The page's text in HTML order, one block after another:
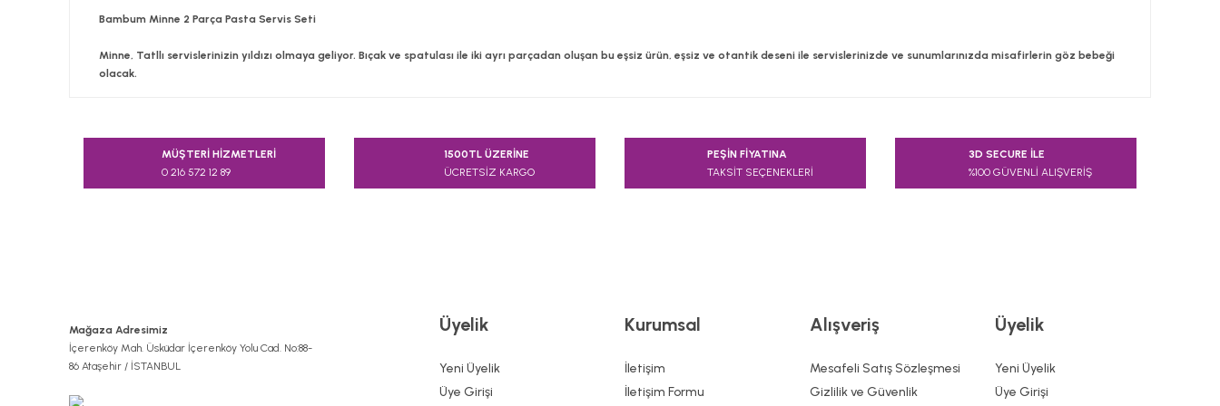
Bambum Minne 2 Parça Pasta Servis Seti
Minne, Tatllı servislerinizin yıldızı olmaya geliyor. Bıçak ve spatulası ile iki ayrı parçadan oluşan bu eşsiz ürün, eşsiz ve otantik deseni ile servislerinizde ve sunumlarınızda misafirlerin göz bebeği
olacak.
Bu ürünün fiyat bilgisi, resim, ürün açıklamalarında ve diğer konularda yetersiz gördüğünüz noktaları öneri formunu kullanarak tarafımıza iletebilirsiniz.
Görüş ve önerileriniz için teşekkür ederiz.
MÜŞTERİ HİZMETLERİ
0 216 572 12 89
1500TL ÜZERİNE
ÜCRETSİZ KARGO
PEŞİN FİYATINA
TAKSİT SEÇENEKLERİ
3D SECURE İLE
%100 GÜVENLİ ALIŞVERİŞ
Mağaza Adresimiz
İçerenköy Mah. Üsküdar İçerenköy Yolu Cad. No:88-
86 Ataşehir / İSTANBUL
Üyelik
Yeni Üyelik
Üye Girişi
Kurumsal
İletişim
İletişim Formu
Alışveriş
Mesafeli Satış Sözleşmesi
Gizlilik ve Güvenlik
Üyelik
Yeni Üyelik
Üye Girişi